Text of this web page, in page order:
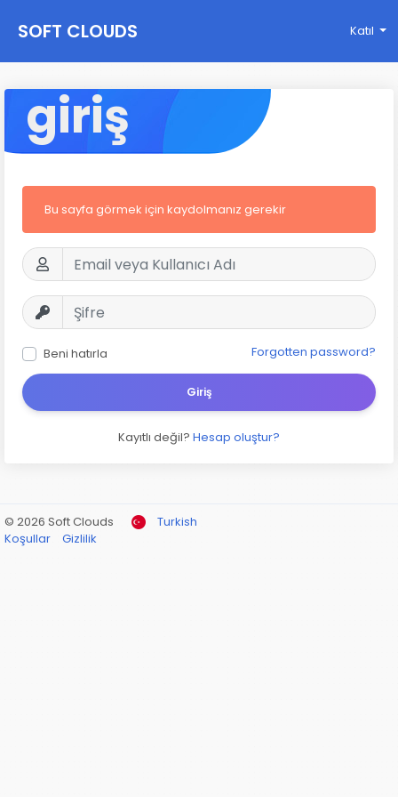
SOFT CLOUDS Katıl
giriş
Bu sayfa görmek için kaydolmanız gerekir
Beni hatırla Forgotten password?
Giriş
Kayıtlı değil? Hesap oluştur?
© 2026 Soft Clouds
Turkish
Koşullar
Gizlilik